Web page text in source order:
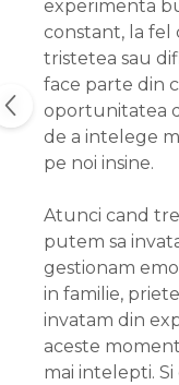
experimenta
constant, la
tristetea sau
face parte din
oportunitatea
de a intelege
pe noi insine.
Atunci cand
putem sa
gestionam
in familie,
invatam din
aceste
mai intelepti.